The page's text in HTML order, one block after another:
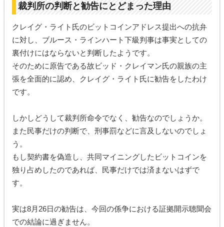
裁判所の判断と勧告にとどまった理由
クレイグ・ライト氏のビットコインアドレス提出への抗弁
に対し、ブルース・ラインハート下級判事は事実としての
裏付けにはならないと判断したようです。
そのために原告である故ビッド・クレイマン氏の親族の主
張を全面的に認め、クレイグ・ライト氏に勧告をしたわけ
です。
しかしどうして裁判所命令でなく、勧告なのでしょうか。
また民事だけの判断で、刑事罰などに言及しないのでしょ
う。
もし契約書を偽造し、共同マイニングしたビットコインを
独り占めしたのであれば、民事だけでは済まないはずで
す。
実は8月26日の勧告は、今回の係争における証拠開示聴聞会
での結論に過ぎません。